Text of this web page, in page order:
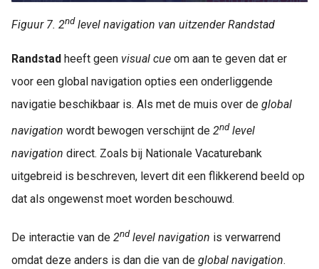
Figuur 7. 2nd level navigation van uitzender Randstad
Randstad heeft geen visual cue om aan te geven dat er
voor een global navigation opties een onderliggende
navigatie beschikbaar is. Als met de muis over de global
navigation wordt bewogen verschijnt de 2nd level
navigation direct. Zoals bij Nationale Vacaturebank
uitgebreid is beschreven, levert dit een flikkerend beeld op
dat als ongewenst moet worden beschouwd.
De interactie van de 2nd level navigation is verwarrend
omdat deze anders is dan die van de global navigation.